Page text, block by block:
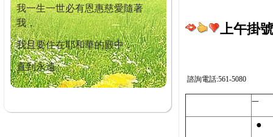
我一生一世必有恩惠慈愛隨著
我，
我且要住在耶和華的殿中，
直到永遠。
上午掛
諮詢電話:561-5080
一
●